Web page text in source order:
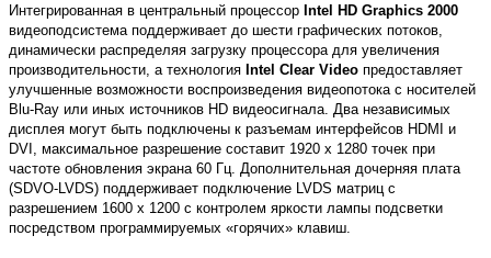
Интегрированная в центральный процессор Intel HD Graphics 2000
видеоподсистема поддерживает до шести графических потоков,
динамически распределяя загрузку процессора для увеличения
производительности, а технология Intel Clear Video предоставляет
улучшенные возможности воспроизведения видеопотока с носителей
Blu-Ray или иных источников HD видеосигнала. Два независимых
дисплея могут быть подключены к разъемам интерфейсов HDMI и
DVI, максимальное разрешение составит 1920 х 1280 точек при
частоте обновления экрана 60 Гц. Дополнительная дочерняя плата
(SDVO-LVDS) поддерживает подключение LVDS матриц с
разрешением 1600 х 1200 с контролем яркости лампы подсветки
посредством программируемых «горячих» клавиш.